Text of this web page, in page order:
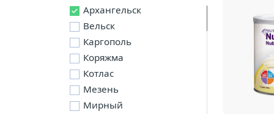
Архангельск
Вельск
Каргополь
Коряжма
Котлас
Мезень
Мирный